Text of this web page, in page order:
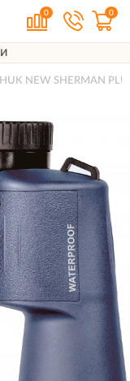
0 0
NEW SHERMAN